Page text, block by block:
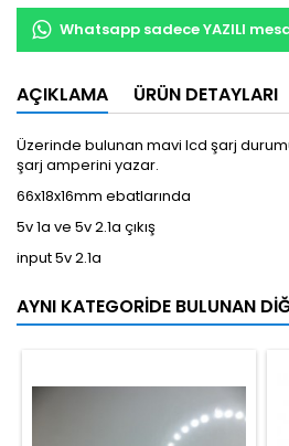
Whatsapp sadece YAZILI
AÇIKLAMA ÜRÜN DETAYLARI
Üzerinde bulunan mavi lcd şarj
şarj amperini yazar.
66x18x16mm ebatlarında
5v 1a ve 5v 2.1a çıkış
input 5v 2.1a
AYNI KATEGORIDE BULUNAN